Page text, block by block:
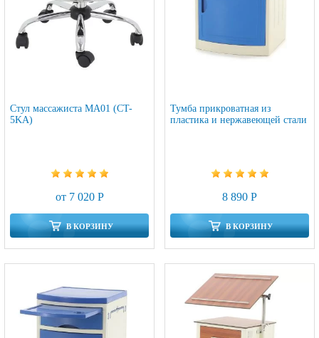
Стул массажиста MA01 (CT-
5KА)
от 7 020 Р
В КОРЗИНУ
Тумба прикроватная из
пластика и нержавеющей стали
8 890 Р
В КОРЗИНУ